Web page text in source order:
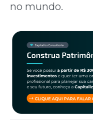
no mundo.